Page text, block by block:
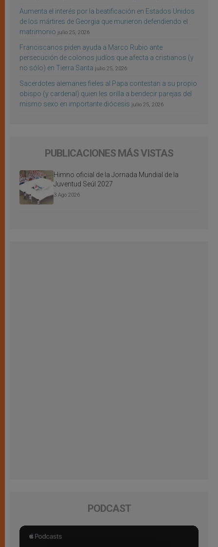
Aumenta el interés por la beatificación en Estados Unidos
de los mártires de Georgia que murieron defendiendo el
matrimonio julio 25, 2026
Franciscanos piden ayuda a Marco Rubio ante
persecución de colonos judíos que afecta a cristianos (y
no sólo) en Tierra Santa julio 25, 2026
Sacerdotes alemanes fieles al Papa contestan a su propio
obispo (y cardenal) quien les orilla a bendecir parejas del
mismo sexo en importante diócesis julio 25, 2026
PUBLICACIONES MÁS VISTAS
Himno oficial de la Jornada Mundial de la
Juventud Seúl 2027
3 Ago 2026
PODCAST